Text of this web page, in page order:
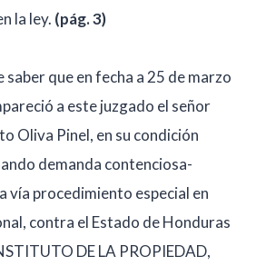
la ley. (pág. 3)
saber que en fecha a 25 de marzo
a este juzgado el señor
Oliva Pinel, en su condición
demanda contenciosa-
vía procedimiento especial en
contra el Estado de Honduras
DE LA PROPIEDAD,